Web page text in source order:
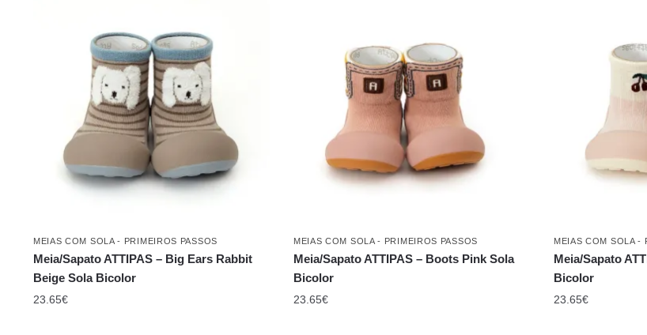
MEIAS COM SOLA - PRIMEIROS PASSOS
Meia/Sapato ATTIPAS – Big Ears Rabbit
Beige Sola Bicolor
23.65€
MEIAS COM SOLA - PRIMEIROS PASSOS
Meia/Sapato ATTIPAS – Boots Pink Sola
Bicolor
23.65€
MEIAS COM SOLA -
Meia/Sapato
Bicolor
23.65€